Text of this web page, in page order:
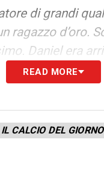
di grandi
ragazzo d’oro.
Daniel era
anno fa. Voleva
ma anche
è andato alla
READ MORE
IL CALCIO DEL GIORNO